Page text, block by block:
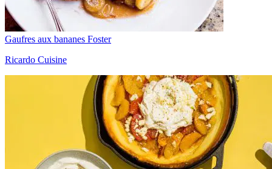
Gaufres aux bananes Foster
Ricardo Cuisine